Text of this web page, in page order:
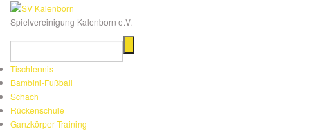
Spielvereinigung Kalenborn e.V.
Tischtennis
Bambini-Fußball
Schach
Rückenschule
Ganzkörper Training